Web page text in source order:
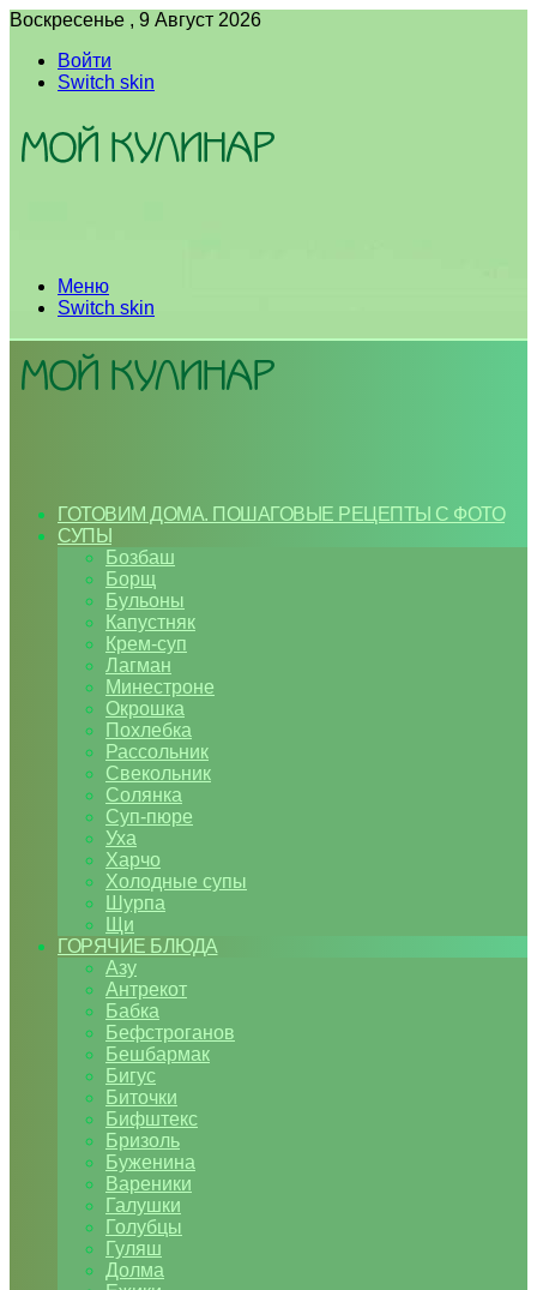
Воскресенье , 9 Август 2026
Войти
Switch skin
Меню
Switch skin
ГОТОВИМ ДОМА. ПОШАГОВЫЕ РЕЦЕПТЫ С ФОТО
СУПЫ
Бозбаш
Борщ
Бульоны
Капустняк
Крем-суп
Лагман
Минестроне
Окрошка
Похлебка
Рассольник
Свекольник
Солянка
Суп-пюре
Уха
Харчо
Холодные супы
Шурпа
Щи
ГОРЯЧИЕ БЛЮДА
Азу
Антрекот
Бабка
Бефстроганов
Бешбармак
Бигус
Биточки
Бифштекс
Бризоль
Буженина
Вареники
Галушки
Голубцы
Гуляш
Долма